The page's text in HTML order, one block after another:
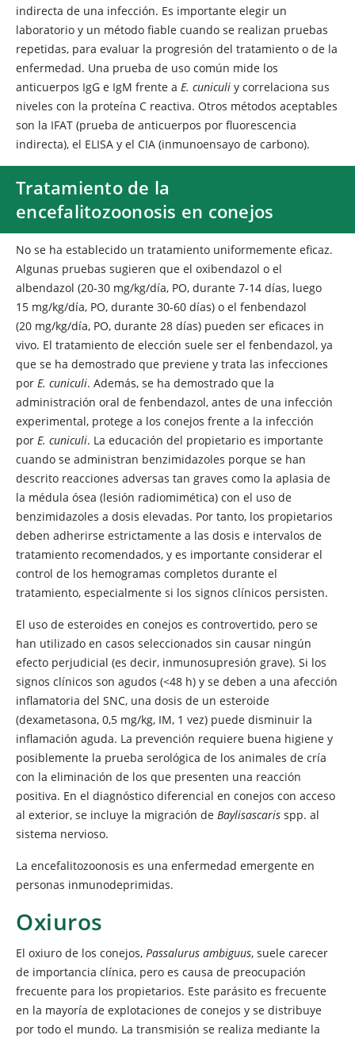
indirecta de una infección. Es importante elegir un
laboratorio y un método fiable cuando se realizan pruebas
repetidas, para evaluar la progresión del tratamiento o de la
enfermedad. Una prueba de uso común mide los
anticuerpos IgG e IgM frente a E. cuniculi y correlaciona sus
niveles con la proteína C reactiva. Otros métodos aceptables
son la IFAT (prueba de anticuerpos por fluorescencia
indirecta), el ELISA y el CIA (inmunoensayo de carbono).
Tratamiento de la
encefalitozoonosis en conejos
No se ha establecido un tratamiento uniformemente eficaz.
Algunas pruebas sugieren que el oxibendazol o el
albendazol (20-30 mg/kg/día, PO, durante 7-14 días, luego
15 mg/kg/día, PO, durante 30-60 días) o el fenbendazol
(20 mg/kg/día, PO, durante 28 días) pueden ser eficaces in
vivo. El tratamiento de elección suele ser el fenbendazol, ya
que se ha demostrado que previene y trata las infecciones
por E. cuniculi. Además, se ha demostrado que la
administración oral de fenbendazol, antes de una infección
experimental, protege a los conejos frente a la infección
por E. cuniculi. La educación del propietario es importante
cuando se administran benzimidazoles porque se han
descrito reacciones adversas tan graves como la aplasia de
la médula ósea (lesión radiomimética) con el uso de
benzimidazoles a dosis elevadas. Por tanto, los propietarios
deben adherirse estrictamente a las dosis e intervalos de
tratamiento recomendados, y es importante considerar el
control de los hemogramas completos durante el
tratamiento, especialmente si los signos clínicos persisten.
El uso de esteroides en conejos es controvertido, pero se
han utilizado en casos seleccionados sin causar ningún
efecto perjudicial (es decir, inmunosupresión grave). Si los
signos clínicos son agudos (<48 h) y se deben a una afección
inflamatoria del SNC, una dosis de un esteroide
(dexametasona, 0,5 mg/kg, IM, 1 vez) puede disminuir la
inflamación aguda. La prevención requiere buena higiene y
posiblemente la prueba serológica de los animales de cría
con la eliminación de los que presenten una reacción
positiva. En el diagnóstico diferencial en conejos con acceso
al exterior, se incluye la migración de Baylisascaris spp. al
sistema nervioso.
La encefalitozoonosis es una enfermedad emergente en
personas inmunodeprimidas.
Oxiuros
El oxiuro de los conejos, Passalurus ambiguus, suele carecer
de importancia clínica, pero es causa de preocupación
frecuente para los propietarios. Este parásito es frecuente
en la mayoría de explotaciones de conejos y se distribuye
por todo el mundo. La transmisión se realiza mediante la